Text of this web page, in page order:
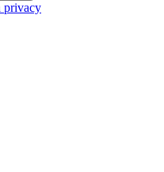
privacy